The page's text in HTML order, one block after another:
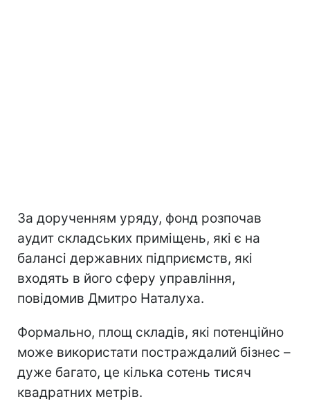
За дорученням уряду, фонд розпочав
аудит складських приміщень, які є на
балансі державних підприємств, які
входять в його сферу управління,
повідомив Дмитро Наталуха.
Формально, площ складів, які потенційно
може використати постраждалий бізнес –
дуже багато, це кілька сотень тисяч
квадратних метрів.